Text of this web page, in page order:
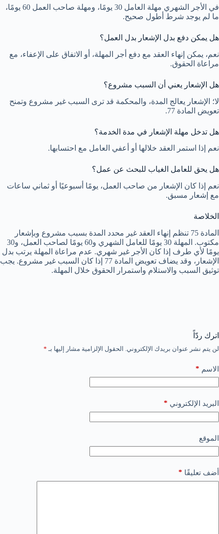
في الأجر الشهري مهلة العامل 30 يومًا، ومهلة صاحب العمل 60 يومًا،
ما لم يوجد شرط أطول صحيح.
هل يمكن دفع بدل الإشعار بدل العمل؟
نعم، يمكن إنهاء العقد مع دفع أجر المهلة، أو الاتفاق على الإعفاء، مع
مراعاة الحقوق.
هل الإشعار يعني أن السبب مشروع؟
لا؛ الإشعار يعالج المدة، والمحكمة قد ترى السبب غير مشروع وتمنح
تعويض المادة 77.
هل تدخل مهلة الإشعار في مدة الخدمة؟
نعم إذا استمر العقد خلالها أو أعفي العامل مع احتسابها.
هل يحق للعامل الغياب للبحث عن عمل؟
نعم إذا كان الإشعار من صاحب العمل، يومًا أسبوعيًا أو ثماني ساعات
مع إشعار مسبق.
الخلاصة
المادة 75 تنظم إنهاء العقد غير محدد المدة بسبب مشروع وبإشعار
مكتوب. المهلة 30 يومًا للعامل الشهري و60 يومًا لصاحب العمل، و30
يومًا لأي طرف إذا كان الأجر غير شهري. عدم مراعاة المهلة يرتب بدل
الإشعار، وقد يضاف تعويض المادة 77 إذا كان السبب غير مشروع. يجب
توثيق السبب والاستلام واستمرار الحقوق خلال المهلة.
اترك ردّاً
لن يتم نشر عنوان بريدك الإلكتروني. الحقول الإلزامية مشار إليها بـ *
الاسم *
البريد الإلكتروني *
الموقع
أضف تعليقًا *